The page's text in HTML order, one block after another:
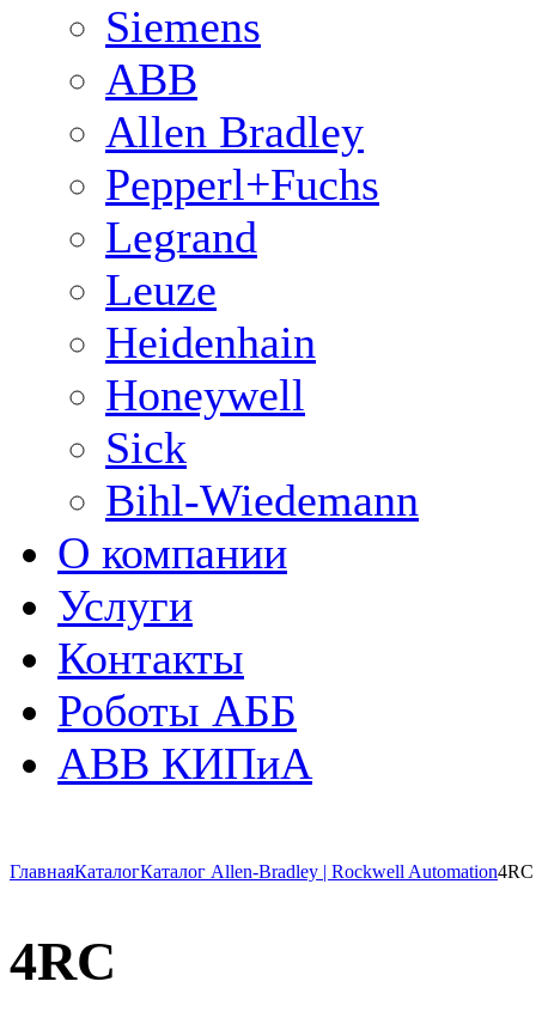
Siemens
ABB
Allen Bradley
Pepperl+Fuchs
Legrand
Leuze
Heidenhain
Honeywell
Sick
Bihl-Wiedemann
О компании
Услуги
Контакты
Роботы АББ
ABB КИПиА
ГлавнаяКаталогКаталог Allen-Bradley | Rockwell Automation4RC
4RC